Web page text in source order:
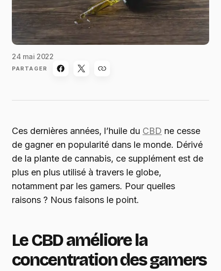
24 mai 2022
PARTAGER
Ces dernières années, l’huile du CBD ne cesse
de gagner en popularité dans le monde. Dérivé
de la plante de cannabis, ce supplément est de
plus en plus utilisé à travers le globe,
notamment par les gamers. Pour quelles
raisons ? Nous faisons le point.
Le CBD améliore la
concentration des gamers